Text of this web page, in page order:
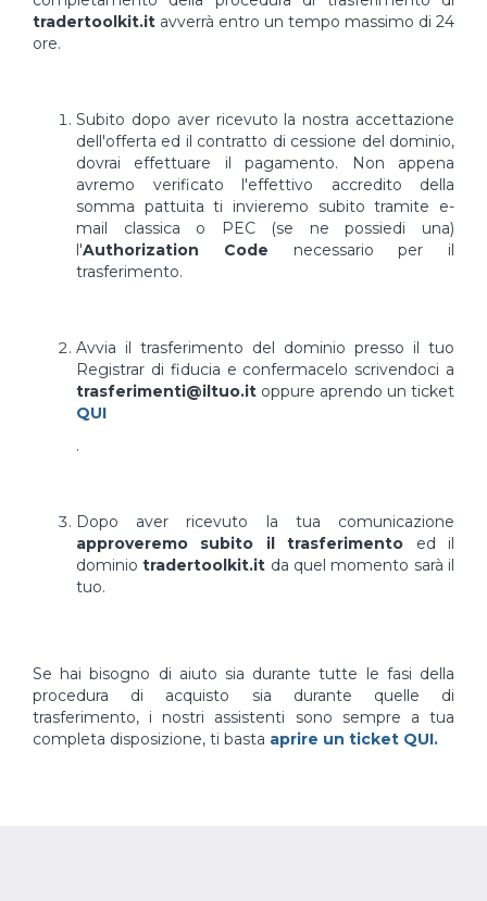
tradertoolkit.it avverrà entro un tempo massimo di 24
ore.
Subito dopo aver ricevuto la nostra accettazione
dell'offerta ed il contratto di cessione del dominio,
dovrai effettuare il pagamento. Non appena
avremo verificato l'effettivo accredito della
somma pattuita ti invieremo subito tramite e-
mail classica o PEC (se ne possiedi una)
l'Authorization Code necessario per il
trasferimento.
Avvia il trasferimento del dominio presso il tuo
Registrar di fiducia e confermacelo scrivendoci a
trasferimenti@iltuo.it oppure aprendo un ticket
QUI
.
Dopo aver ricevuto la tua comunicazione
approveremo subito il trasferimento ed il
dominiotradertoolkit.it da quel momento sarà il
tuo.
Se hai bisogno di aiuto sia durante tutte le fasi della
procedura di acquisto sia durante quelle di
trasferimento, i nostri assistenti sono sempre a tua
completa disposizione, ti basta aprire un ticket QUI.